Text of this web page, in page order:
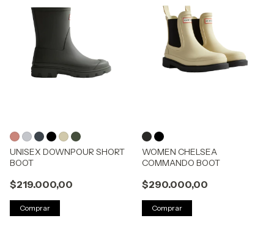
UNISEX DOWNPOUR SHORT
BOOT
$219.000,00
Comprar
WOMEN CHELSEA
COMMANDO BOOT
$290.000,00
Comprar